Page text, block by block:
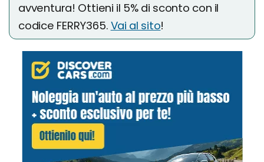
avventura! Ottieni il 5% di sconto con il
codice FERRY365. Vai al sito!